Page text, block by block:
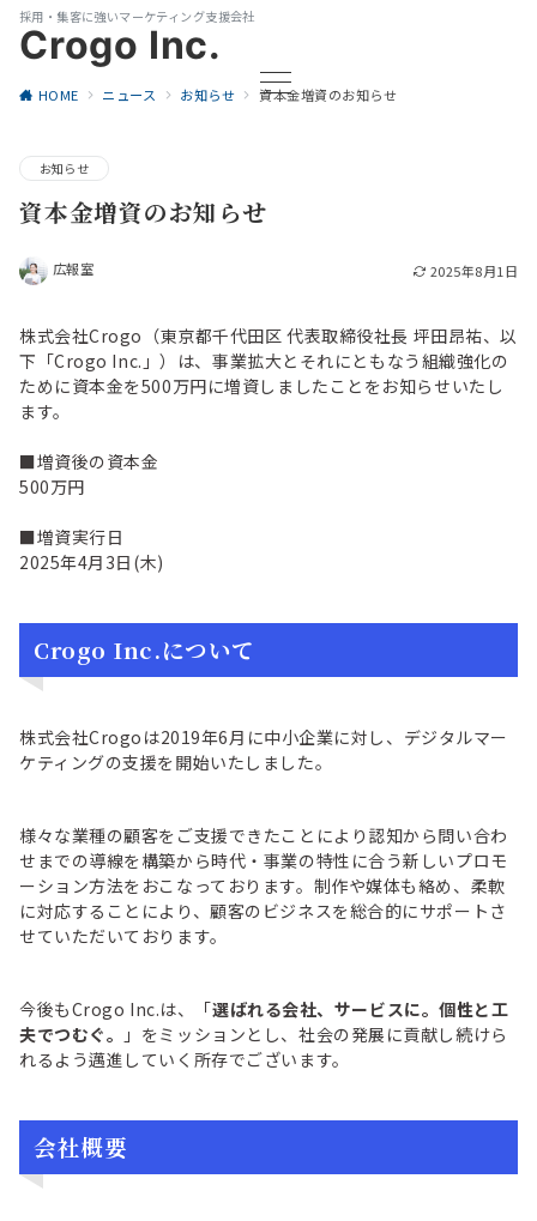
採用・集客に強いマーケティング支援会社
Crogo Inc.
HOME ニュース お知らせ 資本金増資のお知らせ
お知らせ
資本金増資のお知らせ
2025年8月1日
広報室
株式会社Crogo（東京都千代田区 代表取締役社長 坪田昂祐、以
下「Crogo Inc.」）は、事業拡大とそれにともなう組織強化の
ために資本金を500万円に増資しましたことをお知らせいたし
ます。
■増資後の資本金
500万円
■増資実行日
2025年4月3日(木)
Crogo Inc.について
株式会社Crogoは2019年6月に中小企業に対し、デジタルマー
ケティングの支援を開始いたしました。
様々な業種の顧客をご支援できたことにより認知から問い合わ
せまでの導線を構築から時代・事業の特性に合う新しいプロモ
ーション方法をおこなっております。制作や媒体も絡め、柔軟
に対応することにより、顧客のビジネスを総合的にサポートさ
せていただいております。
今後もCrogo Inc.は、「選ばれる会社、サービスに。個性と工
夫でつむぐ。
」をミッションとし、社会の発展に貢献し続けら
れるよう邁進していく所存でございます。
会社概要